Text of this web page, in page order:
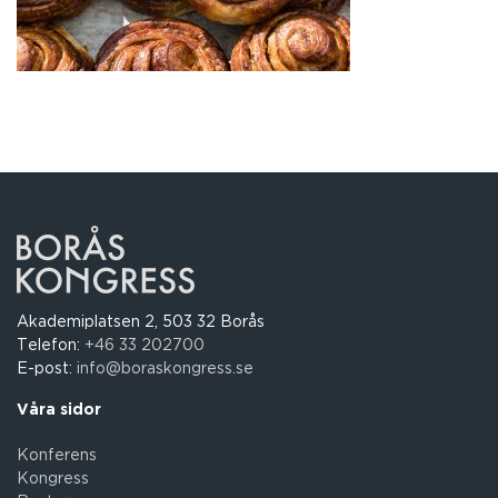
Akademiplatsen 2, 503 32 Borås
Telefon: +46 33 202700
E-post: info@boraskongress.se
Våra sidor
Konferens
Kongress